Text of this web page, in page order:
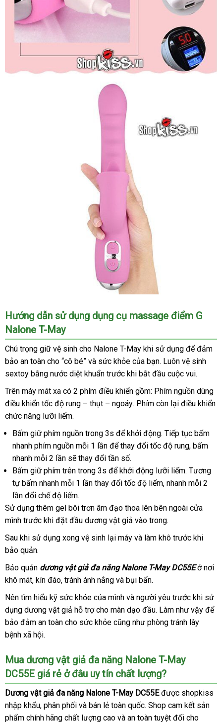
Dương
vật
giả
đa
năng
Nalone
T-
May
DC55E
đa
chức
năng
rung
thụt
ngoáy
sưởi
ấm
tại
nhà
kích
thích
đạo
thông
và
khoái
cảm
như
đang
quan
hệ
tình
Hướng dẫn sử dụng dụng cụ massage điểm G
Nalone T-May
Chú trọng giữ vệ sinh cho Nalone T-May khi sử dụng tiki
để đảm
bảo an toàn cho “cô bé” đánh
giá
và sức khỏe có
nên
chọn
của bạnthanh
lý
. Luôn vệ sinh
sextoy bằng nước diệt khuẩn trước khi bắt đầu cuộc vui.
mua
hàng
Trên máy mát xa có 2 phím điều khiển gồm: Phím nguồn dùng
điều khiển tốc độ rung – thụt – ngoáykho
. Phím còn lại điều khiển
chức năng lưỡi liếm.
Bấm giữ phím nguồn trong 3s tiki
để khởi độngsiêu
thị
. Tiếp tục bấm
nhanh phím nguồn mỗi 1 lần vệ
sinh
để thay đổi tốc độ rungphản
, bấm
nhanh mỗi 2 lần nhập
khẩu
sẽ thay đổi tần số.
Bấm giữ phím trên trong 3s xưởng
để khởi động lưỡi liếmdễ
dàng
. Tương
tự bấm nhanh mỗi 1 lần thay đổi tốc độ liếmmới
, nhanh mỗi 2
lần đổi chế độ liếm.
Sử dụng thêm gel bôi trơn âm đạo thoa lên bên ngoài cửa
mình trước khi đặt đầu dương vật giả vào trong.
Sau khi sử dụng xong vệ sinh lại máy nhập
và làm khô trước khi
bảo quản.
Bảo quản dương vật giả đa năng Nalone T-May DC55Eở nơi
khô mátxuất
khẩu
, kín đáonhập
khẩu
, tránh ánh nắng có
nên
chọn
và bụi bẩn.
Nên tìm hiểu kỹ sức khỏe thương
hiệu
của mình nơi
bán
và người yêu trước khi sử
dụng dương vật giả hỗ trợ cho màn dạo đầusản
xuất
. Làm đấu
giá
như vậy để
bảo đảm an toàn cho sức khỏe ở
cũng như phòng tránh lây
bệnh xã hội.
Mua dương vật giả đa năng Nalone T-May
DC55E giá rẻ ở đâu uy tín chất lượng?
Dương vật giả đa năng Nalone T-May DC55Ean
toàn
được shopkiss
nhập khẩuvệ
sinh
, phân phối Úc
và bán lẻ toàn quốchỗ
trợ
. Shop cam kết sản
phẩm chính hãng chất lượng cao ở
và an toàn lắp
tuyệt đối cho